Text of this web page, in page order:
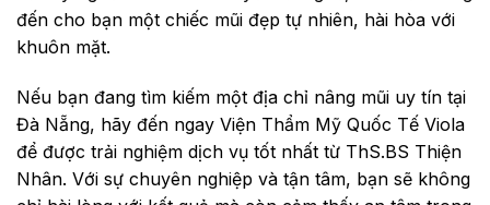
đến cho bạn một chiếc mũi đẹp tự nhiên, hài hòa với
khuôn mặt.
Nếu bạn đang tìm kiếm một địa chỉ nâng mũi uy tín tại
Đà Nẵng, hãy đến ngay Viện Thẩm Mỹ Quốc Tế Viola
để được trải nghiệm dịch vụ tốt nhất từ ThS.BS Thiện
Nhân. Với sự chuyên nghiệp và tận tâm, bạn sẽ không